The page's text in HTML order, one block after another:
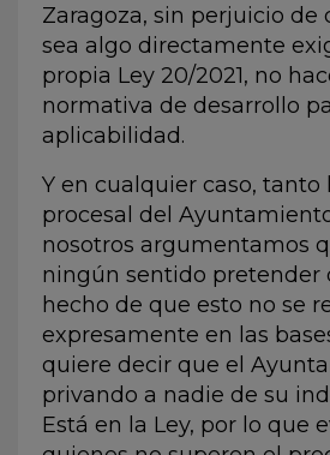
Zaragoza, sin perjuicio de
sea algo directamente
propia Ley 20/2021, no
normativa de desarrollo
aplicabilidad.
Y en cualquier caso, tanto
procesal del
nosotros argumentamos
ningún sentido pretender
hecho de que esto no se
expresamente en las
quiere decir que el
privando a nadie de su
Está en la Ley, por lo que